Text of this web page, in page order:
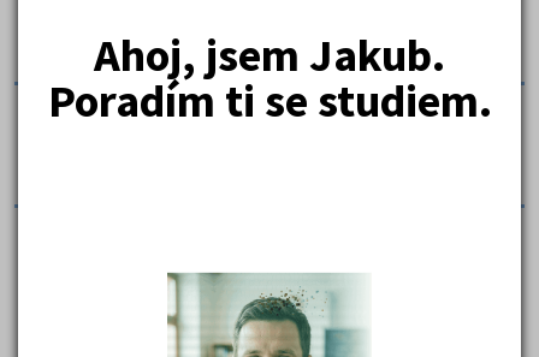
Ahoj, jsem Jakub.
Poradím ti se studiem.
Práce se esejistickou formou zabývá Společností národů.
Techniky kriminologického výzkumu
Práce se věnuje zhodnocení významu a využití teorie
sociální geografie, konkrétně na příkladu funkce a
fungování katedry aplikované geoinformatiky a
kartografie na PřF UK.